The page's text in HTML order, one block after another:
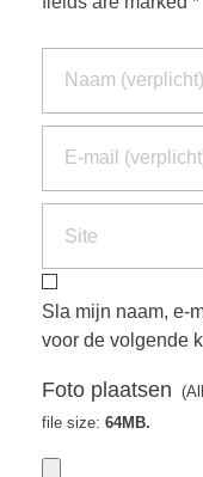
Sla mijn naam, e-
voor de volgende
Foto plaatsen
file size: 64MB.